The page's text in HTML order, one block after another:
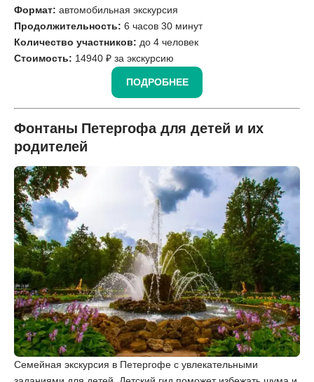
Формат: автомобильная экскурсия
Продолжительность: 6 часов 30 минут
Количество участников: до 4 человек
Стоимость: 14940 ₽ за экскурсию
ПОДРОБНЕЕ
Фонтаны Петергофа для детей и их
родителей
Семейная экскурсия в Петергофе с увлекательными